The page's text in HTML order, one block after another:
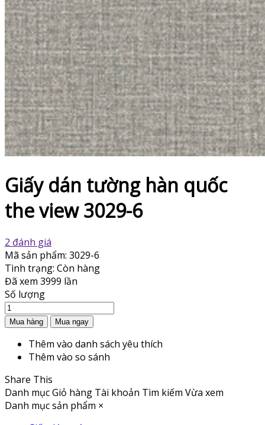
Giấy dán tường hàn quốc
the view 3029-6
2 đánh giá
Mã sản phẩm: 3029-6
Tình trạng: Còn hàng
Đã xem 3999 lần
Số lượng
Thêm vào danh sách yêu thích
Thêm vào so sánh
Share This
Danh mụcGiỏ hàng Tài khoản Tìm kiếm Vừa xem
Danh mục sản phẩm ×